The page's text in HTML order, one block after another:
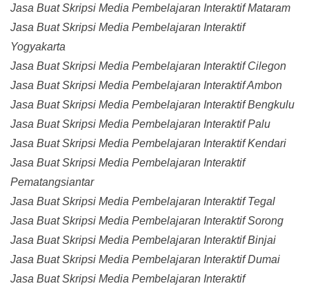
Jasa Buat Skripsi Media Pembelajaran Interaktif Mataram
Jasa Buat Skripsi Media Pembelajaran Interaktif
Yogyakarta
Jasa Buat Skripsi Media Pembelajaran Interaktif Cilegon
Jasa Buat Skripsi Media Pembelajaran Interaktif Ambon
Jasa Buat Skripsi Media Pembelajaran Interaktif Bengkulu
Jasa Buat Skripsi Media Pembelajaran Interaktif Palu
Jasa Buat Skripsi Media Pembelajaran Interaktif Kendari
Jasa Buat Skripsi Media Pembelajaran Interaktif
Pematangsiantar
Jasa Buat Skripsi Media Pembelajaran Interaktif Tegal
Jasa Buat Skripsi Media Pembelajaran Interaktif Sorong
Jasa Buat Skripsi Media Pembelajaran Interaktif Binjai
Jasa Buat Skripsi Media Pembelajaran Interaktif Dumai
Jasa Buat Skripsi Media Pembelajaran Interaktif